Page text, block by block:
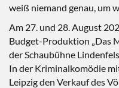
weiß niemand genau, um
Am 27. und 28. August
Budget-Produktion „Das
der Schaubühne
In der Kriminalkomödie
Leipzig den Verkauf des